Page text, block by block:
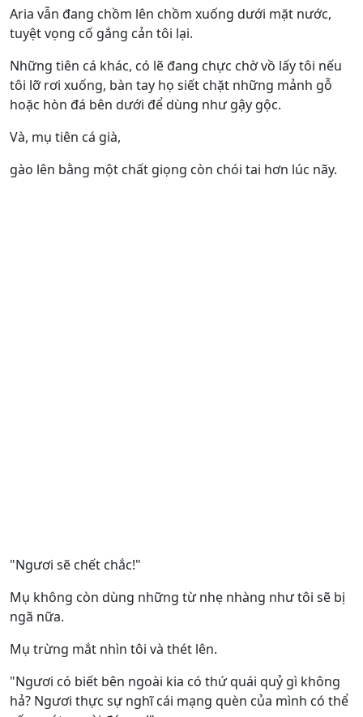
Aria vẫn đang chồm lên chồm xuống dưới mặt nước,
tuyệt vọng cố gắng cản tôi lại.
Những tiên cá khác, có lẽ đang chực chờ vồ lấy tôi nếu
tôi lỡ rơi xuống, bàn tay họ siết chặt những mảnh gỗ
hoặc hòn đá bên dưới để dùng như gậy gộc.
Và, mụ tiên cá già,
gào lên bằng một chất giọng còn chói tai hơn lúc nãy.
"Ngươi sẽ chết chắc!"
Mụ không còn dùng những từ nhẹ nhàng như tôi sẽ bị
ngã nữa.
Mụ trừng mắt nhìn tôi và thét lên.
"Ngươi có biết bên ngoài kia có thứ quái quỷ gì không
hả? Ngươi thực sự nghĩ cái mạng quèn của mình có thể